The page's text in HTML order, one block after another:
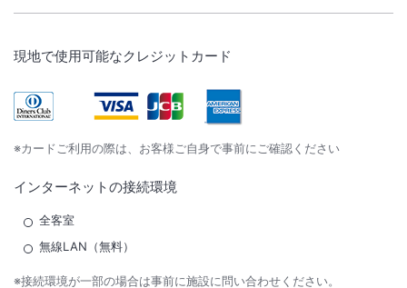
現地で使用可能なクレジットカード
※カードご利用の際は、お客様ご自身で事前にご確認ください
インターネットの接続環境
全客室
無線LAN（無料）
※接続環境が一部の場合は事前に施設に問い合わせください。